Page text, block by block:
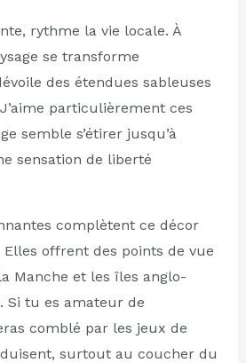
rythme la vie locale. À
se transforme
des étendues sableuses
particulièrement ces
semble s’étirer jusqu’à
sensation de liberté
complètent ce décor
offrent des points de vue
Manche et les îles anglo-
Si tu es amateur de
comblé par les jeux de
surtout au coucher du